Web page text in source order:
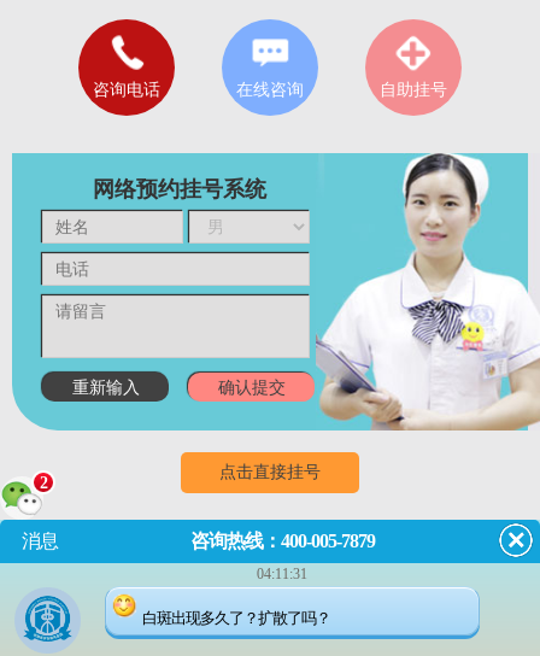
咨询电话 在线咨询 自助挂号
网络预约挂号系统
点击直接挂号
门诊 （节假日无休息） 8:00~18:00
成都市武侯区红牌楼佳灵路6
号
2
消息 咨询热线：400-005-7879
04:11:31
白斑出现多久了？扩散了吗？